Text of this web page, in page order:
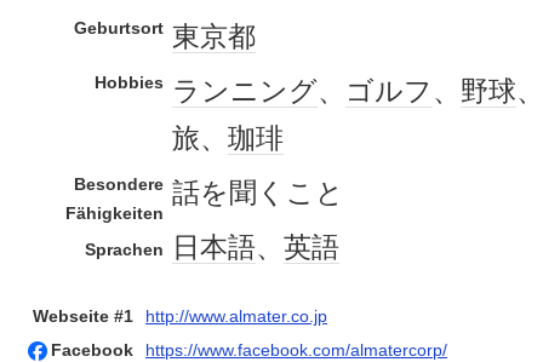
Geburtsort 東京都
Hobbies ランニング、 ゴルフ 、 野球、
旅、 珈琲
Besondere
Fähigkeiten
話を聞くこと
Sprachen 日本語、 英語
Webseite #1
http://www.almater.co.jp
Facebook
https://www.facebook.com/almatercorp/